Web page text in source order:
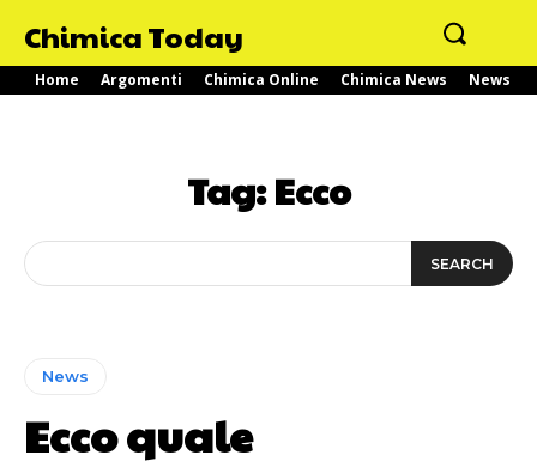
Chimica Today
Home Argomenti Chimica Online Chimica News News
Tag:Ecco
SEARCH
News
Ecco quale